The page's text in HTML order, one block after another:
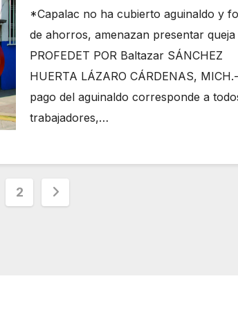
año
*Capalac no ha cubierto aguinaldo y
de ahorros, amenazan presentar queja
PROFEDET POR Baltazar SÁNCHEZ
HUERTA LÁZARO CÁRDENAS,
pago del aguinaldo corresponde a
trabajadores,…
2